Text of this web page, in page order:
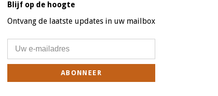
Blijf op de hoogte
Ontvang de laatste updates in uw mailbox
ABONNEER